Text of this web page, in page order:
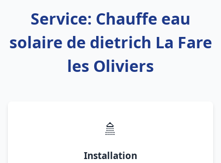
Service: Chauffe eau
solaire de dietrich La Fare
les Oliviers
🚿
Installation